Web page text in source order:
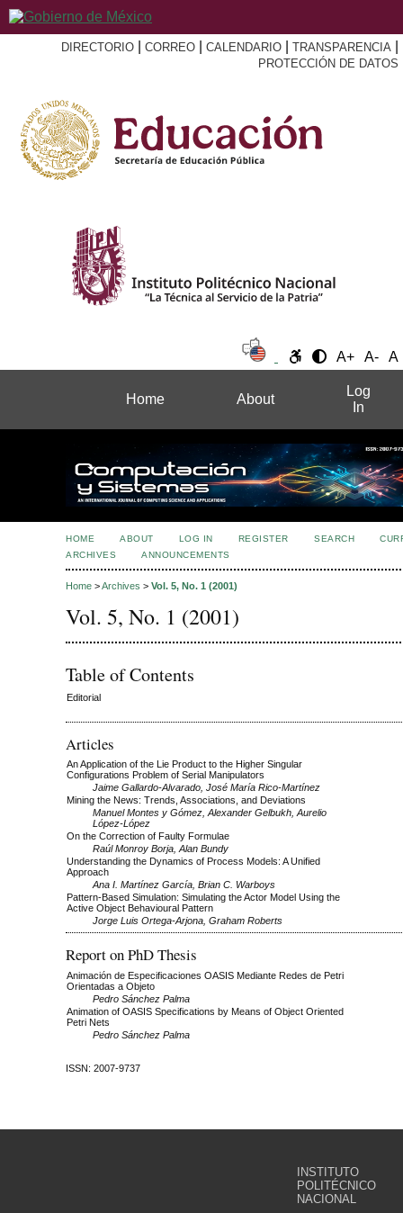
DIRECTORIO CORREO CALENDARIO TRANSPARENCIA
PROTECCIÓN DE DATOS
A+ A- A
Home About
Log
In
HOME ABOUT LOG IN REGISTER SEARCH
ARCHIVES
ANNOUNCEMENTS
Home >Archives > Vol. 5, No. 1 (2001)
Vol. 5, No. 1 (2001)
Table of Contents
Editorial
Articles
An Application of the Lie Product to the Higher Singular
Configurations Problem of Serial Manipulators
Jaime Gallardo-Alvarado, José María Rico-Martínez
Mining the News: Trends, Associations, and Deviations
Manuel Montes y Gómez, Alexander Gelbukh, Aurelio
López-López
On the Correction of Faulty Formulae
Raúl Monroy Borja, Alan Bundy
Understanding the Dynamics of Process Models: A Unified
Approach
Ana I. Martínez García, Brian C. Warboys
Pattern-Based Simulation: Simulating the Actor Model Using the
Active Object Behavioural Pattern
Jorge Luis Ortega-Arjona, Graham Roberts
Report on PhD Thesis
Animación de Especificaciones OASIS Mediante Redes de Petri
Orientadas a Objeto
Pedro Sánchez Palma
Animation of OASIS Specifications by Means of Object Oriented
Petri Nets
Pedro Sánchez Palma
ISSN: 2007-9737
INSTITUTO
POLITÉCNICO
NACIONAL